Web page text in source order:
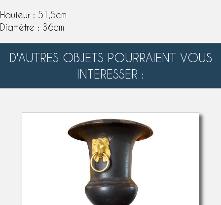
Hauteur : 51,5cm
Diamètre : 36cm
D'AUTRES OBJETS POURRAIENT VOUS
INTERESSER :